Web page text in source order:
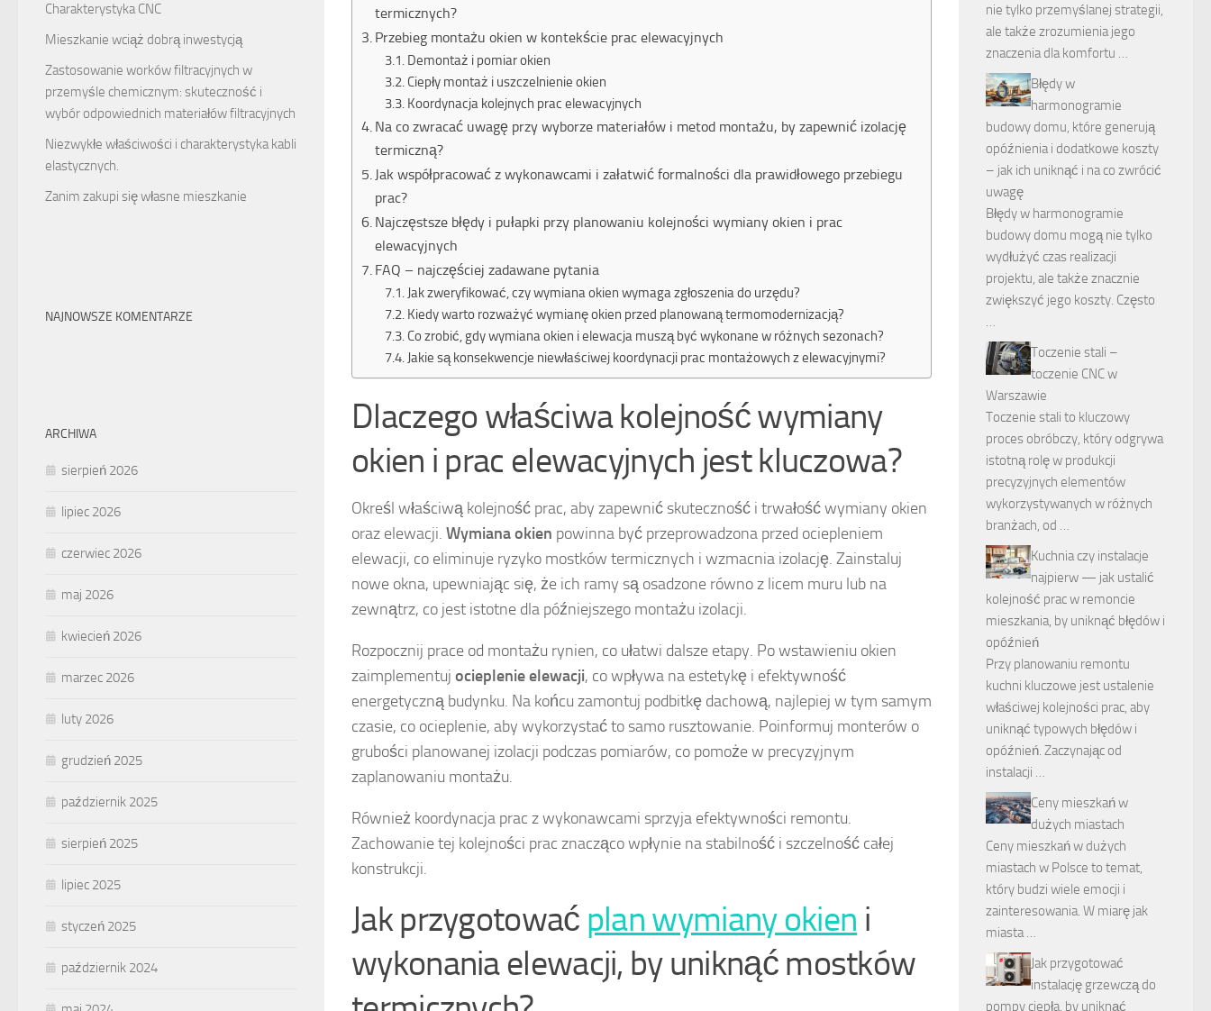
termicznych?
Przebieg montażu okien w kontekście prac elewacyjnych
Demontaż i pomiar okien
Ciepły montaż i uszczelnienie okien
Koordynacja kolejnych prac elewacyjnych
Na co zwracać uwagę przy wyborze materiałów i metod montażu, by zapewnić izolację
termiczną?
Jak współpracować z wykonawcami i załatwić formalności dla prawidłowego przebiegu
prac?
Najczęstsze błędy i pułapki przy planowaniu kolejności wymiany okien i prac
elewacyjnych
FAQ – najczęściej zadawane pytania
Jak zweryfikować, czy wymiana okien wymaga zgłoszenia do urzędu?
Kiedy warto rozważyć wymianę okien przed planowaną termomodernizacją?
Co zrobić, gdy wymiana okien i elewacja muszą być wykonane w różnych sezonach?
Jakie są konsekwencje niewłaściwej koordynacji prac montażowych z elewacyjnymi?
Dlaczego właściwa kolejność wymiany
okien i prac elewacyjnych jest kluczowa?
Określ właściwą kolejność prac, aby zapewnić skuteczność i trwałość wymiany okien
oraz elewacji. Wymiana okien powinna być przeprowadzona przed ociepleniem
elewacji, co eliminuje ryzyko mostków termicznych i wzmacnia izolację. Zainstaluj
nowe okna, upewniając się, że ich ramy są osadzone równo z licem muru lub na
zewnątrz, co jest istotne dla późniejszego montażu izolacji.
Rozpocznij prace od montażu rynien, co ułatwi dalsze etapy. Po wstawieniu okien
zaimplementuj ocieplenie elewacji, co wpływa na estetykę i efektywność
energetyczną budynku. Na końcu zamontuj podbitkę dachową, najlepiej w tym samym
czasie, co ocieplenie, aby wykorzystać to samo rusztowanie. Poinformuj monterów o
grubości planowanej izolacji podczas pomiarów, co pomoże w precyzyjnym
zaplanowaniu montażu.
Również koordynacja prac z wykonawcami sprzyja efektywności remontu.
Zachowanie tej kolejności prac znacząco wpłynie na stabilność i szczelność całej
konstrukcji.
Jak przygotować plan wymiany okien i
wykonania elewacji, by uniknąć mostków
Charakterystyka CNC
Mieszkanie wciąż dobrą inwestycją
Zastosowanie worków filtracyjnych w
przemyśle chemicznym: skuteczność i
wybór odpowiednich materiałów filtracyjnych
Niezwykłe właściwości i charakterystyka kabli
elastycznych.
Zanim zakupi się własne mieszkanie
NAJNOWSZE KOMENTARZE
ARCHIWA
sierpień 2026
lipiec 2026
czerwiec 2026
maj 2026
kwiecień 2026
marzec 2026
luty 2026
grudzień 2025
październik 2025
sierpień 2025
lipiec 2025
styczeń 2025
październik 2024
nie tylko przemyślanej strategii,
ale także zrozumienia jego
znaczenia dla komfortu …
Błędy w
harmonogramie
budowy domu, które generują
opóźnienia i dodatkowe koszty
– jak ich uniknąć i na co zwrócić
uwagę
Błędy w harmonogramie
budowy domu mogą nie tylko
wydłużyć czas realizacji
projektu, ale także znacznie
zwiększyć jego koszty. Często
…
Toczenie stali –
toczenie CNC w
Warszawie
Toczenie stali to kluczowy
proces obróbczy, który odgrywa
istotną rolę w produkcji
precyzyjnych elementów
wykorzystywanych w różnych
branżach, od …
Kuchnia czy instalacje
najpierw — jak ustalić
kolejność prac w remoncie
mieszkania, by uniknąć błędów i
opóźnień
Przy planowaniu remontu
kuchni kluczowe jest ustalenie
właściwej kolejności prac, aby
uniknąć typowych błędów i
opóźnień. Zaczynając od
instalacji …
Ceny mieszkań w
dużych miastach
Ceny mieszkań w dużych
miastach w Polsce to temat,
który budzi wiele emocji i
zainteresowania. W miarę jak
miasta …
Jak przygotować
instalację grzewczą do
pompy ciepła, by uniknąć